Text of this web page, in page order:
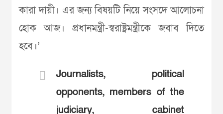
কারা দায়ী। এর জন্য বিষয়টি নিয়ে সংসদে আলোচনা
হোক আজ। প্রধানমন্ত্রী-স্বরাষ্ট্রমন্ত্রীকে জবাব দিতে
হবে।’
Journalists, political
opponents, members of the
judiciary, cabinet